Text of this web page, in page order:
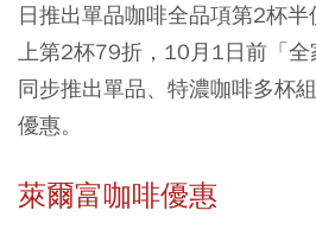
日推出單品咖啡全品項第2杯
上第2杯79折，10月1日前「全
同步推出單品、特濃咖啡多杯
優惠。
萊爾富咖啡優惠